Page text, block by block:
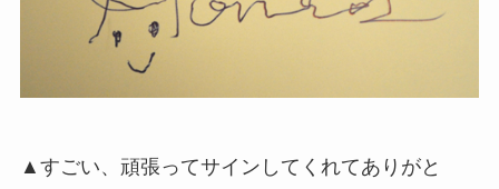
▲すごい、頑張ってサインしてくれてありがと